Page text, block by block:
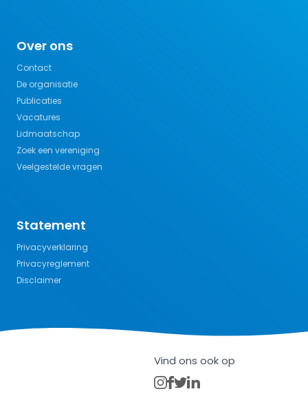
Over ons
Contact
De organisatie
Publicaties
Vacatures
Lidmaatschap
Zoek een vereniging
Veelgestelde vragen
Statement
Privacyverklaring
Privacyreglement
Disclaimer
Vind ons ook op